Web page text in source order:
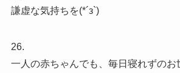
謙虚な気持ちを(*´з`)
26.
一人の赤ちゃんでも、毎日寝れずの